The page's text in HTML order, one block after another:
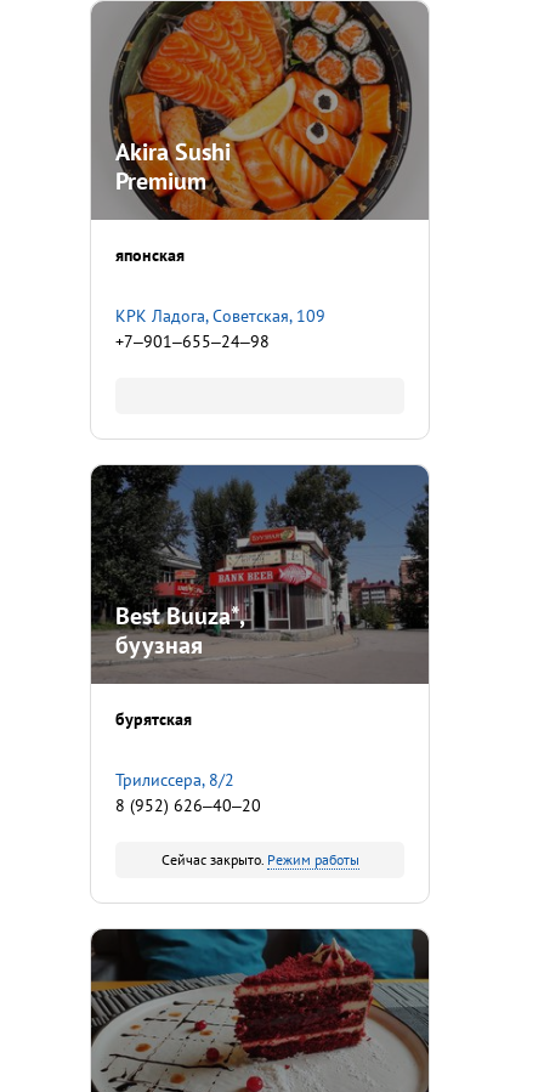
Akira Sushi
Premium
японская
​КРК Ладога, ​Советская, 109
+7‒901‒655‒24‒98
Best Buuza*,
буузная
бурятская
Трилиссера, 8/2
8 (952) 626‒40‒20
Сейчас закрыто. Режим работы